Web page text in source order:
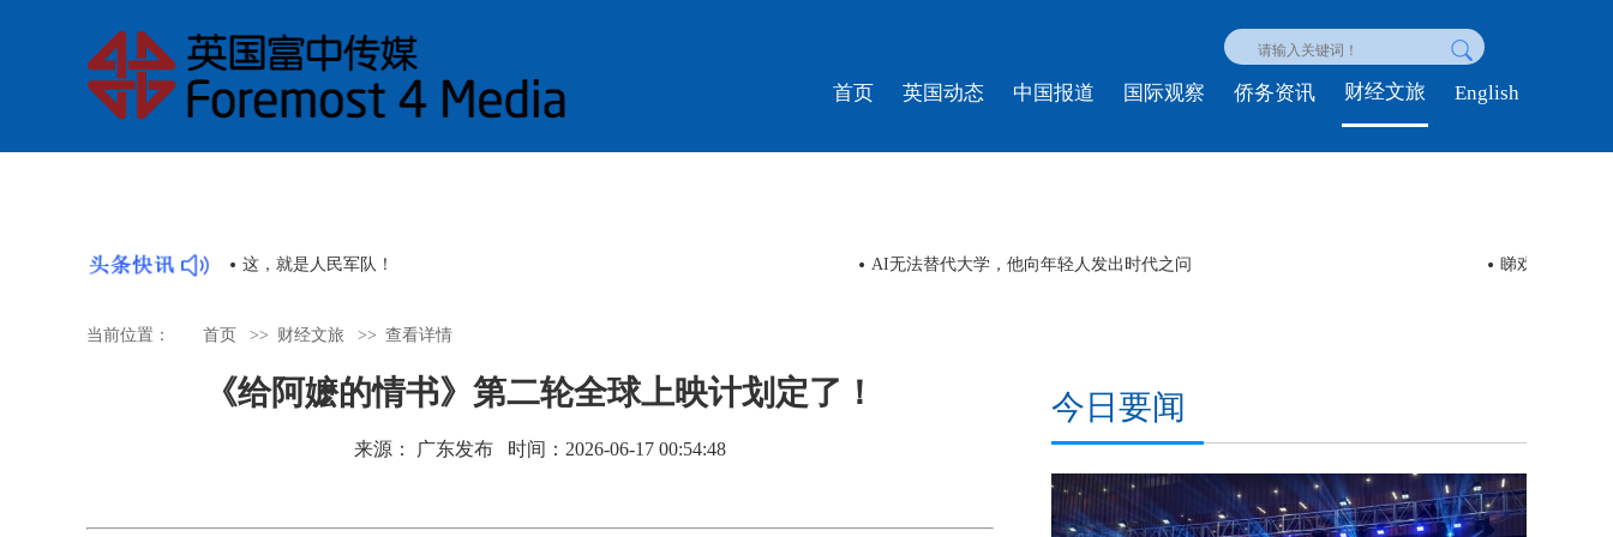
首页 英国动态 中国报道 国际观察 侨务资讯 财经文旅 English
睇戏 | 舞剧《醒·狮》《英歌》即将下南洋，羊晚记者走上舞台体验白金狮头 视频丨今夏流行“ChinaCool” 外国游客在中国解锁“凉”好时光 时政新闻眼丨
当前位置： 首页 >> 财经文旅 >> 查看详情
《给阿嬷的情书》第二轮全球上映计划定了！
来源： 广东发布 时间：2026-06-17 00:54:48
今日要闻